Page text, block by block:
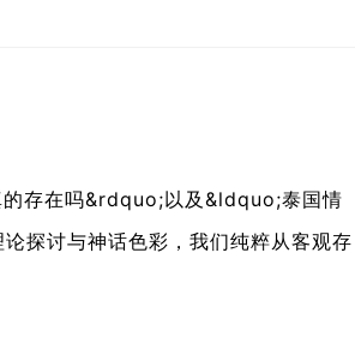
存在吗&rdquo;以及&ldquo;泰国情
探讨与神话色彩，我们纯粹从客观存